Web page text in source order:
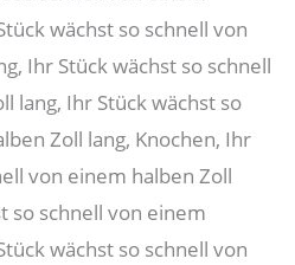
wächst so schnell von
Ihr Stück wächst so schnell
lang, Ihr Stück wächst so
Zoll lang, Knochen, Ihr
von einem halben Zoll
so schnell von einem
wächst so schnell von